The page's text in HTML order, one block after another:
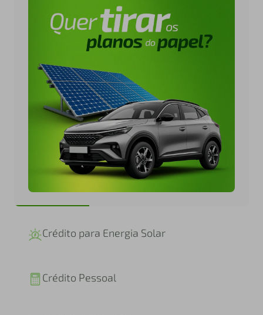
Crédito para Energia Solar
Crédito Pessoal